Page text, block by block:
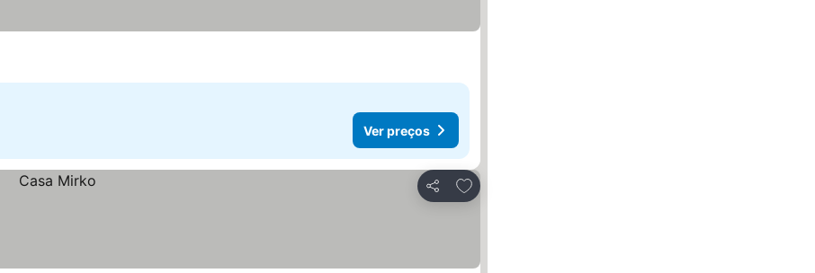
Ver preços
Partilhar
Adicionar aos favoritos